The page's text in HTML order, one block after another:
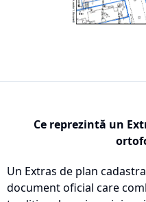
Ce reprezintă un
Un Extras de plan
document oficial care